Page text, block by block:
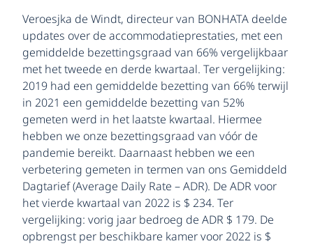
Veroesjka de Windt, directeur van BONHATA deelde
updates over de accommodatieprestaties, met een
gemiddelde bezettingsgraad van 66% vergelijkbaar
met het tweede en derde kwartaal. Ter vergelijking:
2019 had een gemiddelde bezetting van 66% terwijl
in 2021 een gemiddelde bezetting van 52%
gemeten werd in het laatste kwartaal. Hiermee
hebben we onze bezettingsgraad van vóór de
pandemie bereikt. Daarnaast hebben we een
verbetering gemeten in termen van ons Gemiddeld
Dagtarief (Average Daily Rate – ADR). De ADR voor
het vierde kwartaal van 2022 is $ 234. Ter
vergelijking: vorig jaar bedroeg de ADR $ 179. De
opbrengst per beschikbare kamer voor 2022 is $